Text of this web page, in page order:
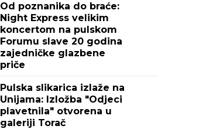
Od poznanika do braće:
Night Express velikim
koncertom na pulskom
Forumu slave 20 godina
zajedničke glazbene
priče
Pulska slikarica izlaže na
Unijama: Izložba "Odjeci
plavetnila" otvorena u
galeriji Torač